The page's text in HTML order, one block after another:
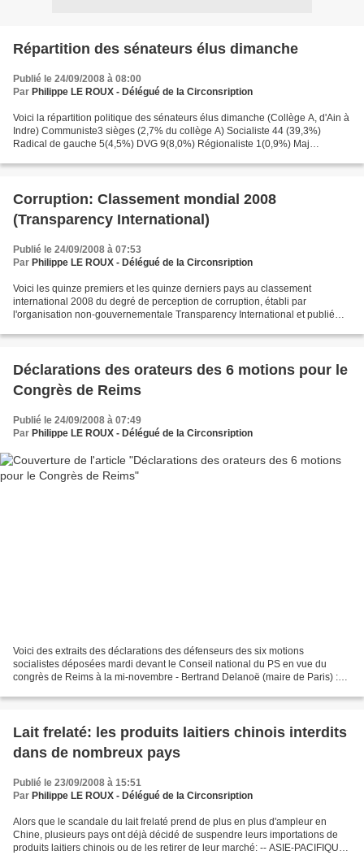
Répartition des sénateurs élus dimanche
Publié le 24/09/2008 à 08:00
Par Philippe LE ROUX - Délégué de la Circonsription
Voici la répartition politique des sénateurs élus dimanche (Collège A, d'Ain à
Indre) Communiste3 sièges (2,7% du collège A) Socialiste 44 (39,3%)
Radical de gauche 5(4,5%) DVG 9(8,0%) Régionaliste 1(0,9%) Maj
Corruption: Classement mondial 2008
(Transparency International)
Publié le 24/09/2008 à 07:53
Par Philippe LE ROUX - Délégué de la Circonsription
Voici les quinze premiers et les quinze derniers pays au classement
international 2008 du degré de perception de corruption, établi par
l'organisation non-gouvernementale Transparency International et publié
Déclarations des orateurs des 6 motions pour le
Congrès de Reims
Publié le 24/09/2008 à 07:49
Par Philippe LE ROUX - Délégué de la Circonsription
Voici des extraits des déclarations des défenseurs des six motions
socialistes déposées mardi devant le Conseil national du PS en vue du
congrès de Reims à la mi-novembre - Bertrand Delanoë (maire de Paris) :
Lait frelaté: les produits laitiers chinois interdits
dans de nombreux pays
Publié le 23/09/2008 à 15:51
Par Philippe LE ROUX - Délégué de la Circonsription
Alors que le scandale du lait frelaté prend de plus en plus d'ampleur en
Chine, plusieurs pays ont déjà décidé de suspendre leurs importations de
produits laitiers chinois ou de les retirer de leur marché: -- ASIE-PACIFIQUE: